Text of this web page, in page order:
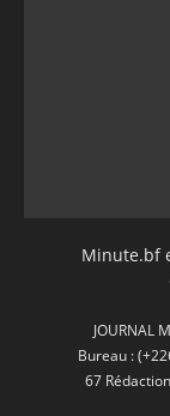
Minute.bf
JOURNAL
Bureau :
67